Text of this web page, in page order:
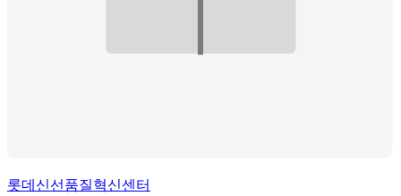
롯데신선품질혁신센터